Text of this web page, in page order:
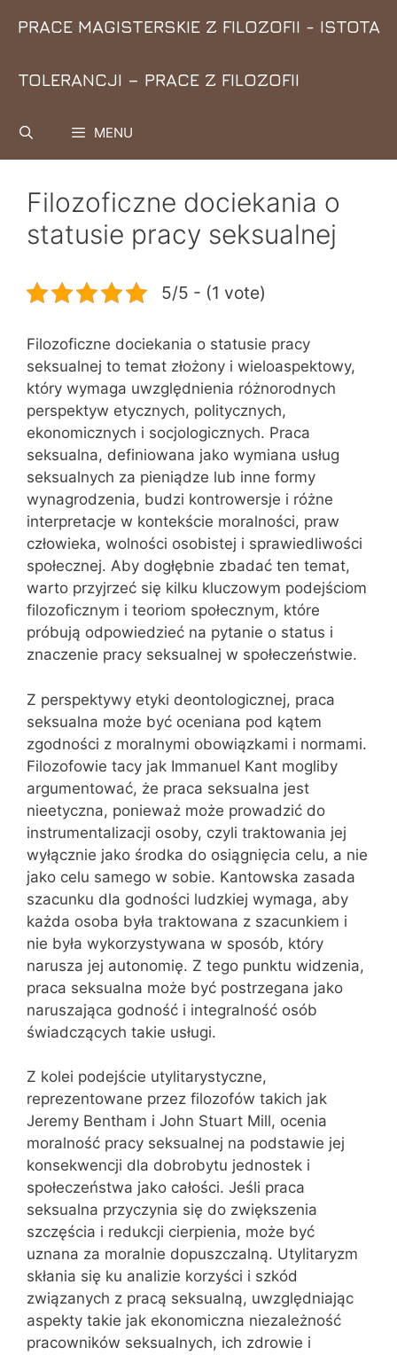
PRACE MAGISTERSKIE Z FILOZOFII - ISTOTA
TOLERANCJI – PRACE Z FILOZOFII
MENU
Filozoficzne dociekania o
statusie pracy seksualnej
5/5 - (1 vote)
Filozoficzne dociekania o statusie pracy
seksualnej to temat złożony i wieloaspektowy,
który wymaga uwzględnienia różnorodnych
perspektyw etycznych, politycznych,
ekonomicznych i socjologicznych. Praca
seksualna, definiowana jako wymiana usług
seksualnych za pieniądze lub inne formy
wynagrodzenia, budzi kontrowersje i różne
interpretacje w kontekście moralności, praw
człowieka, wolności osobistej i sprawiedliwości
społecznej. Aby dogłębnie zbadać ten temat,
warto przyjrzeć się kilku kluczowym podejściom
filozoficznym i teoriom społecznym, które
próbują odpowiedzieć na pytanie o status i
znaczenie pracy seksualnej w społeczeństwie.
Z perspektywy etyki deontologicznej, praca
seksualna może być oceniana pod kątem
zgodności z moralnymi obowiązkami i normami.
Filozofowie tacy jak Immanuel Kant mogliby
argumentować, że praca seksualna jest
nieetyczna, ponieważ może prowadzić do
instrumentalizacji osoby, czyli traktowania jej
wyłącznie jako środka do osiągnięcia celu, a nie
jako celu samego w sobie. Kantowska zasada
szacunku dla godności ludzkiej wymaga, aby
każda osoba była traktowana z szacunkiem i
nie była wykorzystywana w sposób, który
narusza jej autonomię. Z tego punktu widzenia,
praca seksualna może być postrzegana jako
naruszająca godność i integralność osób
świadczących takie usługi.
Z kolei podejście utylitarystyczne,
reprezentowane przez filozofów takich jak
Jeremy Bentham i John Stuart Mill, ocenia
moralność pracy seksualnej na podstawie jej
konsekwencji dla dobrobytu jednostek i
społeczeństwa jako całości. Jeśli praca
seksualna przyczynia się do zwiększenia
szczęścia i redukcji cierpienia, może być
uznana za moralnie dopuszczalną. Utylitaryzm
skłania się ku analizie korzyści i szkód
związanych z pracą seksualną, uwzględniając
aspekty takie jak ekonomiczna niezależność
pracowników seksualnych, ich zdrowie i